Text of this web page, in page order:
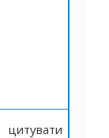
цитувати